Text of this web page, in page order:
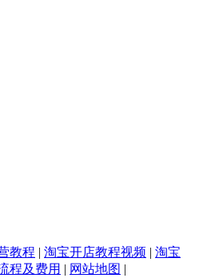
教程 | 淘宝开店教程视频 | 淘宝
程及费用 | 网站地图 |